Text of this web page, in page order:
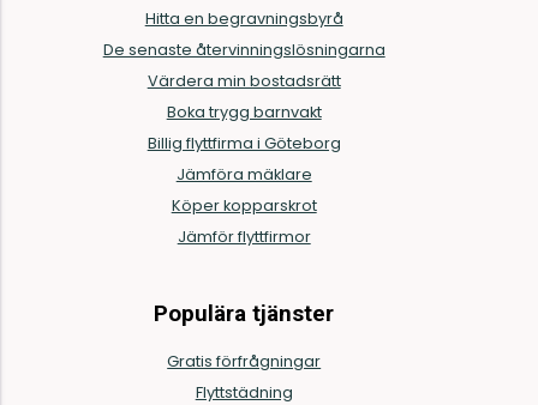
Hitta en begravningsbyrå
De senaste återvinningslösningarna
Värdera min bostadsrätt
Boka trygg barnvakt
Billig flyttfirma i Göteborg
Jämföra mäklare
Köper kopparskrot
Jämför flyttfirmor
Populära tjänster
Gratis förfrågningar
Flyttstädning